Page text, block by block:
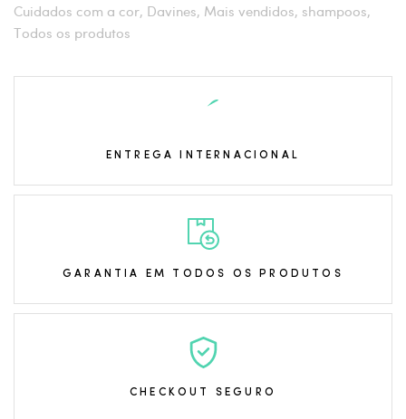
Cuidados com a cor, Davines, Mais vendidos, shampoos,
Todos os produtos
ENTREGA INTERNACIONAL
GARANTIA EM TODOS OS PRODUTOS
CHECKOUT SEGURO